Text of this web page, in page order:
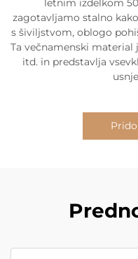
letnim izdelkom
zagotavljamo stalno
s šiviljstvom, oblogo
Ta večnamenski material
itd. in predstavlja